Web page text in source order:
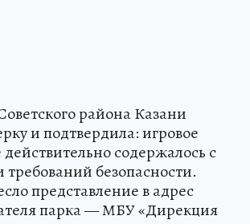
района Казани
и подтвердила: игровое
содержалось с
безопасности.
представление в адрес
парка — МБУ «Дирекция